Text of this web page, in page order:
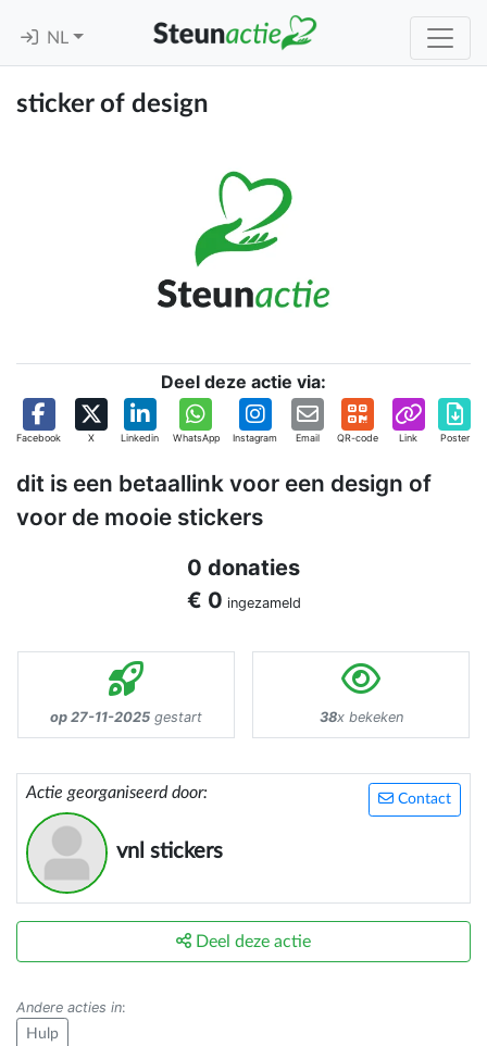
NL
sticker of design
Deel deze actie via:
Facebook X Linkedin WhatsApp Instagram Email QR-code Link Poster
dit is een betaallink voor een design of
voor de mooie stickers
0 donaties
€ 0 ingezameld
op 27-11-2025 gestart 38x bekeken
Contact
Actie georganiseerd door:
vnl stickers
Deel deze actie
Andere acties in:
Hulp